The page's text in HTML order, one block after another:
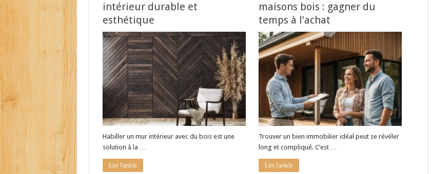
intérieur durable et
esthétique
Habiller un mur intérieur avec du bois est une
solution à la …
Lire l'article
maisons bois : gagner du
temps à l’achat
Trouver un bien immobilier idéal peut se révéler
long et compliqué. C’est …
Lire l'article